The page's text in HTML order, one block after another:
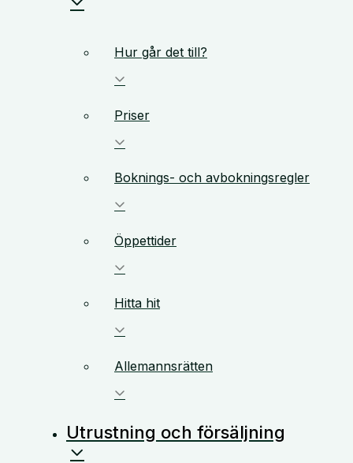
Hur går det till?
Priser
Boknings- och avbokningsregler
Öppettider
Hitta hit
Allemannsrätten
Utrustning och försäljning